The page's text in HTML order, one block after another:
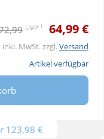
UVP 1 64,99 €
MwSt. zzgl.Versand
Artikel verfügbar
123,98 €